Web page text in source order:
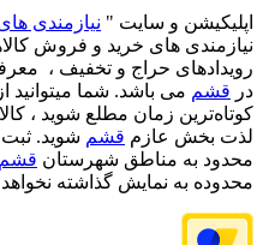
اپلیکیشن و سایت " نیازمندی
نیازمندی های خرید و فروش
رویدادهای حراج و تخفیف ،
در قشم می باشد. شما میتوانید
کوتاه‌ترین زمان مطلع شوید ،
لذت بخش عازم قشم شوید.
محدود به مناطق شهرستان قشم
محدوده به نمایش گذاشته